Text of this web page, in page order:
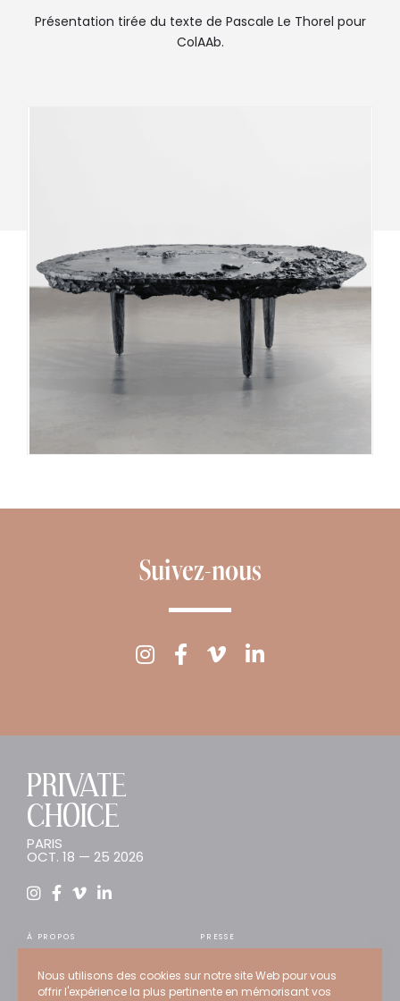
Présentation tirée du texte de Pascale Le Thorel pour
ColAAb.
Suivez-nous
PRIVATE
CHOICE
PARIS
OCT. 18 — 25 2026
À PROPOS
ARTISTES
PRESSE
CONSEIL
Nous utilisons des cookies sur notre site Web pour vous
offrir l'expérience la plus pertinente en mémorisant vos